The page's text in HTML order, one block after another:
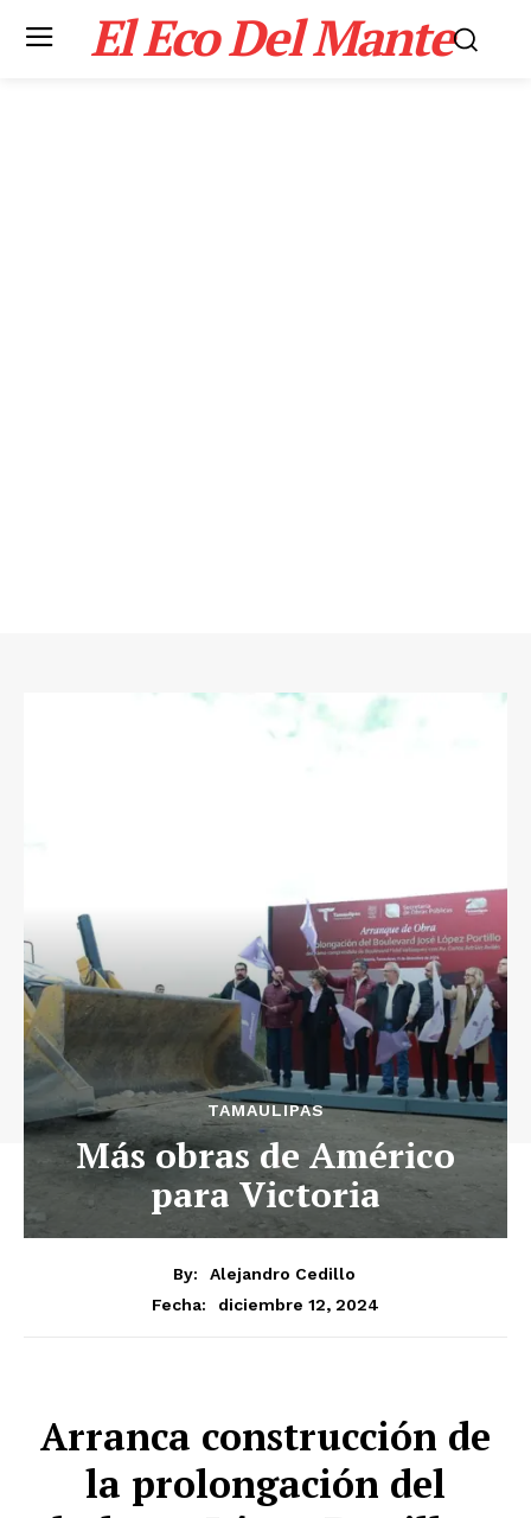
El Eco Del Mante
TAMAULIPAS
Más obras de Américo
para Victoria
By:
Alejandro Cedillo
Fecha:
diciembre 12, 2024
Arranca construcción de
la prolongación del